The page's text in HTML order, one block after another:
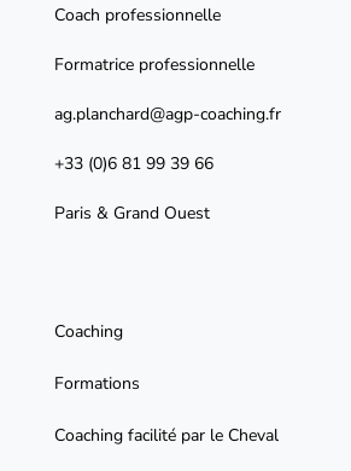
Coach professionnelle
Formatrice professionnelle
ag.planchard@agp-coaching.fr
+33 (0)6 81 99 39 66
Paris & Grand Ouest
Coaching
Formations
Coaching facilité par le Cheval